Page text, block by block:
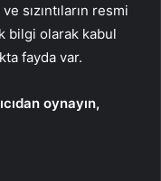
sızıntıların resmi
bilgi olarak kabul
fayda var.
oynayın,